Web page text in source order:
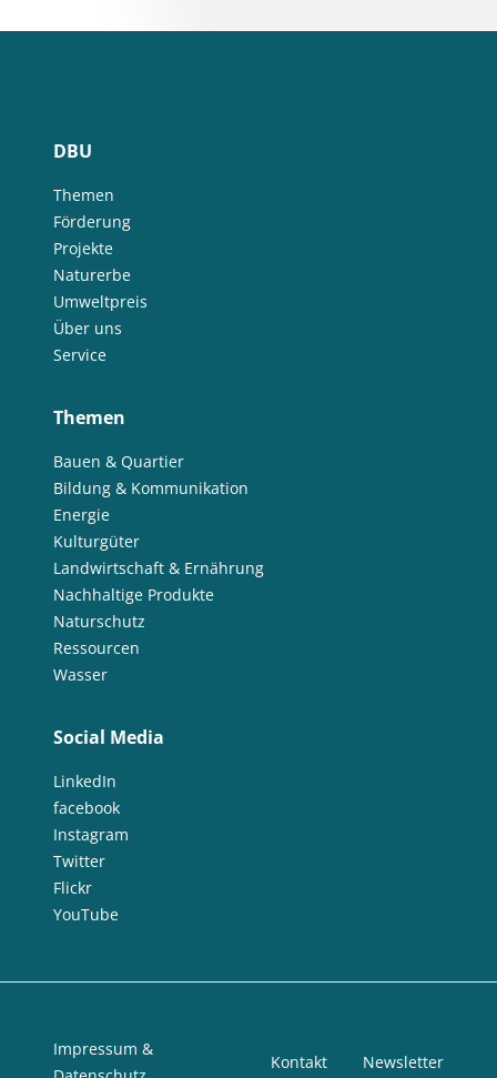
DBU
Themen
Förderung
Projekte
Naturerbe
Umweltpreis
Über uns
Service
Themen
Bauen & Quartier
Bildung & Kommunikation
Energie
Kulturgüter
Landwirtschaft & Ernährung
Nachhaltige Produkte
Naturschutz
Ressourcen
Wasser
Social Media
LinkedIn
facebook
Instagram
Twitter
Flickr
YouTube
Impressum &
Kontakt Newsletter